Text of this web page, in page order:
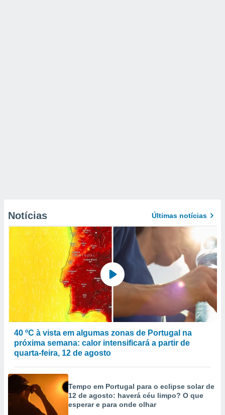
Notícias Últimas notícias
40 ºC à vista em algumas zonas de Portugal na
próxima semana: calor intensificará a partir de
quarta-feira, 12 de agosto
Tempo em Portugal para o eclipse solar de
12 de agosto: haverá céu limpo? O que
esperar e para onde olhar